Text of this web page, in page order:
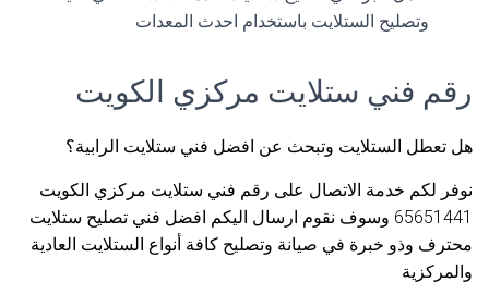
وتصليح الستلايت باستخدام احدث المعدات
رقم فني ستلايت مركزي الكويت
هل تعطل الستلايت وتبحث عن افضل فني ستلايت الرابية؟
نوفر لكم خدمة الاتصال على رقم فني ستلايت مركزي الكويت
65651441 وسوف نقوم ارسال اليكم افضل فني تصليح ستلايت
محترف وذو خبرة في صيانة وتصليح كافة أنواع الستلايت العادية
والمركزية